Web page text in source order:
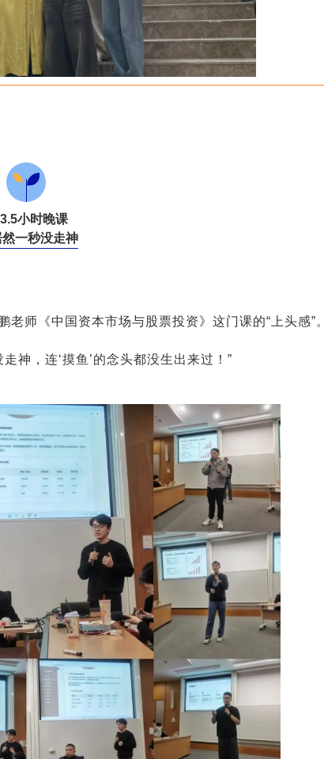
3.5小时晚课
然一秒没走神
师《中国资本市场与股票投资》这门课的“上头感”。
神，连‘摸鱼’的念头都没生出来过！”